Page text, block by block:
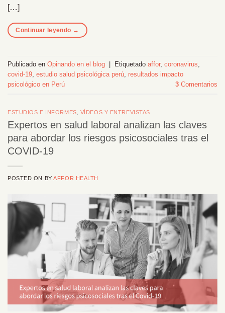
[…]
Continuar leyendo →
Publicado en Opinando en el blog Etiquetado affor, coronavirus,
covid-19, estudio salud psicológica perú, resultados impacto
psicológico en Perú
3 Comentarios
ESTUDIOS E INFORMES VÍDEOS Y ENTREVISTAS
Expertos en salud laboral analizan las claves
para abordar los riesgos psicosociales tras el
COVID-19
POSTED ON BYAFFOR HEALTH